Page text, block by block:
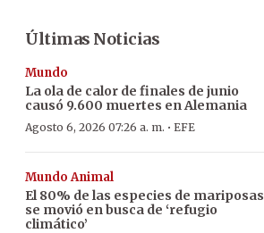
Últimas Noticias
Mundo
La ola de calor de finales de junio
causó 9.600 muertes en Alemania
Agosto 6, 2026 07:26 a. m. · EFE
Mundo Animal
El 80% de las especies de mariposas
se movió en busca de ‘refugio
climático’